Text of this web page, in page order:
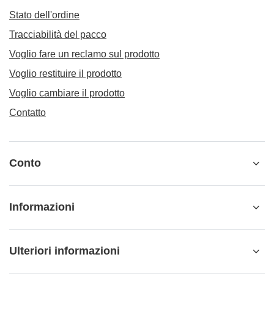
Stato dell'ordine
Tracciabilità del pacco
Voglio fare un reclamo sul prodotto
Voglio restituire il prodotto
Voglio cambiare il prodotto
Contatto
Conto
Informazioni
Ulteriori informazioni